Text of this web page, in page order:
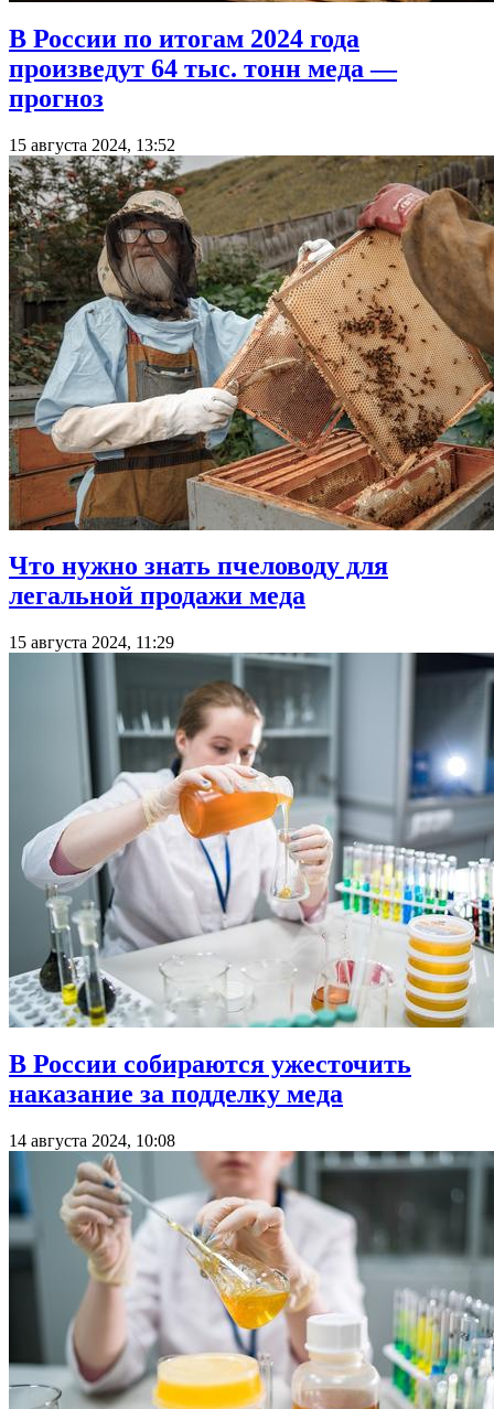
В России по итогам 2024 года
произведут 64 тыс. тонн меда —
прогноз
15 августа 2024, 13:52
Что нужно знать пчеловоду для
легальной продажи меда
15 августа 2024, 11:29
В России собираются ужесточить
наказание за подделку меда
14 августа 2024, 10:08